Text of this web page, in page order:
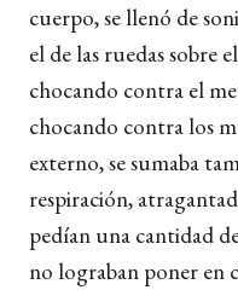
cuerpo, se llenó de
el de las ruedas sobre
chocando contra el
chocando contra los
externo, se sumaba
respiración,
pedían una cantidad
no lograban poner en